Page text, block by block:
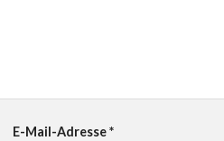
E-Mail-Adresse*